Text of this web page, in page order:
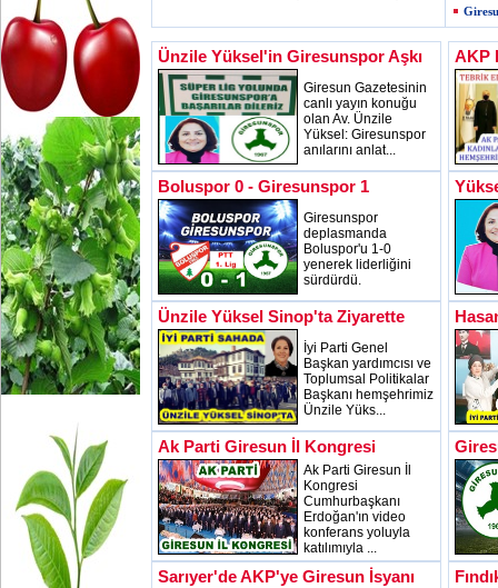
Ünzile Yüksel'in Giresunspor Aşkı
Giresun Gazetesinin
canlı yayın konuğu
olan Av. Ünzile
Yüksel: Giresunspor
anılarını anlat...
AKP
Boluspor 0 - Giresunspor 1
Giresunspor
deplasmanda
Boluspor'u 1-0
yenerek liderliğini
sürdürdü.
Ünzile Yüksel Sinop'ta Ziyarette
İyi Parti Genel
Başkan yardımcısı ve
Toplumsal Politikalar
Başkanı hemşehrimiz
Ünzile Yüks...
Ak Parti Giresun İl Kongresi
Ak Parti Giresun İl
Kongresi
Cumhurbaşkanı
Erdoğan'ın video
konferans yoluyla
katılımıyla ...
Sarıyer'de AKP'ye Giresun İsyanı